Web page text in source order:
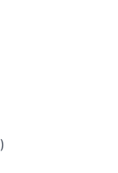
)